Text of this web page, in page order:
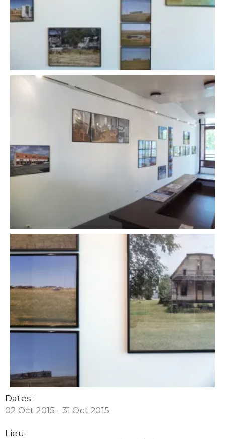
Dates :
02 Oct 2015 - 31 Oct 2015
Lieu: